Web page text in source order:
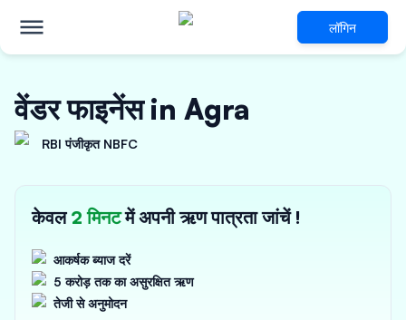
लॉगिन
वेंडर फाइनेंस in Agra
RBI पंजीकृत NBFC
केवल2 मिनटमें अपनी ऋण पात्रता जांचें !
आकर्षक ब्याज दरें
5 करोड़ तक का असुरक्षित ऋण
तेजी से अनुमोदन